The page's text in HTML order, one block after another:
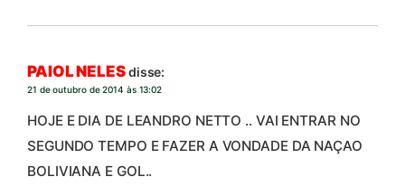
PAIOL NELESdisse:
21 de outubro de 2014 às 13:02
HOJE E DIA DE LEANDRO NETTO .. VAI ENTRAR NO
SEGUNDO TEMPO E FAZER A VONDADE DA NAÇAO
BOLIVIANA E GOL..